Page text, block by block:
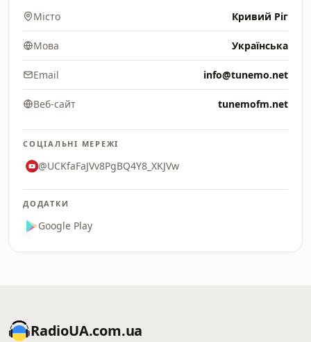
Місто Кривий Ріг
Мова Українська
Email info@tunemo.net
Веб-сайт tunemofm.net
СОЦІАЛЬНІ МЕРЕЖІ
@UCKfaFaJVv8PgBQ4Y8_XKJVw
ДОДАТКИ
Google Play
RadioUA.com.ua